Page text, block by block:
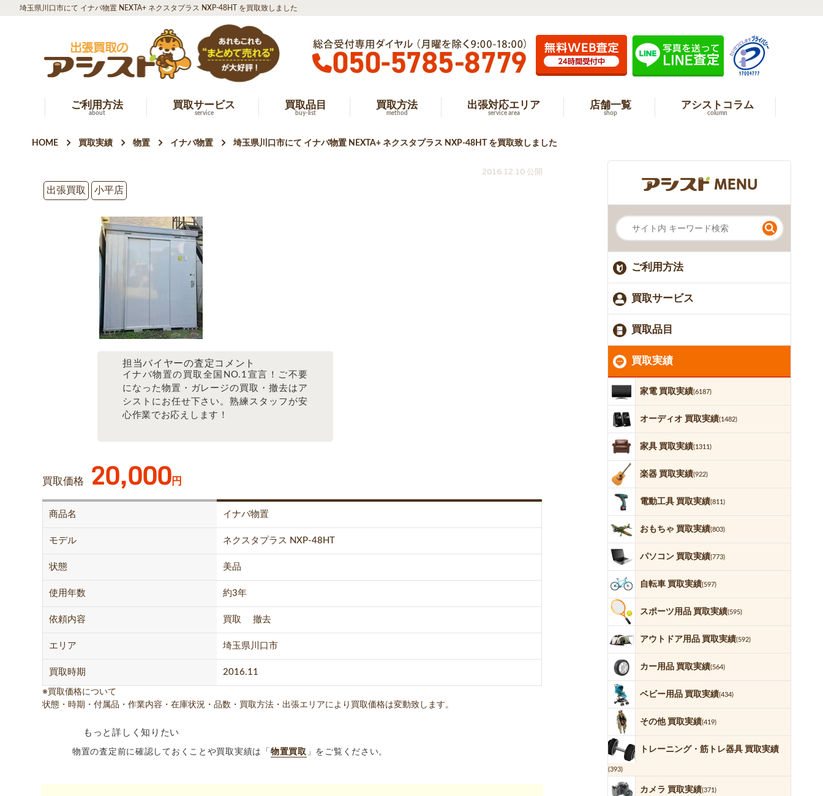
埼玉県川口市にて イナバ物置 NEXTA+ ネクスタプラス NXP-48HT を買取致しました
ご利用方法
about
買取サービス
service
買取品目
buy-list
買取方法
method
出張対応エリア
service area
店舗一覧
shop
アシストコラム
column
HOME 買取実績 物置 イナバ物置 埼玉県川口市にて イナバ物置 NEXTA+ ネクスタプラス NXP-48HT を買取致しました
2016.12.10 公開
出張買取
小平店
担当バイヤーの査定コメント
イナバ物置の買取全国NO.1宣言！ご不要
になった物置・ガレージの買取・撤去はア
シストにお任せ下さい。熟練スタッフが安
心作業でお応えします！
買取価格 20,000円
商品名 イナバ物置
モデル ネクスタプラス NXP-48HT
状態 美品
使用年数 約3年
依頼内容 買取 撤去
エリア 埼玉県川口市
買取時期 2016.11
※買取価格について
状態・時期・付属品・作業内容・在庫状況・品数・買取方法・出張エリアにより買取価格は変動致します。
もっと詳しく知りたい
物置の査定前に確認しておくことや買取実績は「 物置買取 」をご覧ください。
ご利用方法
買取サービス
買取品目
買取実績
家電 買取実績(6187)
オーディオ 買取実績(1482)
家具 買取実績(1311)
楽器 買取実績(922)
電動工具 買取実績(811)
おもちゃ 買取実績(803)
パソコン 買取実績(773)
自転車 買取実績(597)
スポーツ用品 買取実績(595)
アウトドア用品 買取実績(592)
カー用品 買取実績(564)
ベビー用品 買取実績(434)
その他 買取実績(419)
トレーニング・筋トレ器具 買取実績
(393)
カメラ 買取実績(371)